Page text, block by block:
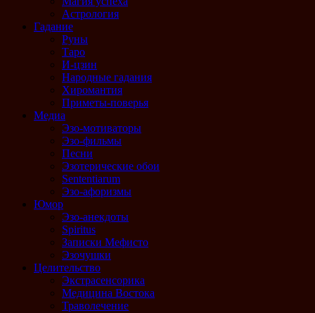
Астрология
Гадание
Руны
Таро
И-цзин
Народные гадания
Хиромантия
Приметы-поверья
Медиа
Эзо-мотиваторы
Эзо-фильмы
Песни
Эзотерические обои
Sententiarum
Эзо-афоризмы
Юмор
Эзо-анекдоты
Spiritus
Записки Мефисто
Эзочушки
Целительство
Экстрасенсорика
Медицина Востока
Траволечение